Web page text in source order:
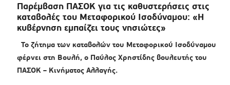
Παρέμβαση ΠΑΣΟΚ για τις καθυστερήσεις στις
καταβολές του Μεταφορικού Ισοδύναμου: «Η
κυβέρνηση εμπαίζει τους νησιώτες»
Το ζήτημα των καταβολών του Μεταφορικού Ισοδύναμου
φέρνει στη Βουλή, ο Παύλος Χρηστίδης βουλευτής του
ΠΑΣΟΚ – Κινήματος Αλλαγής.